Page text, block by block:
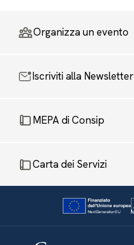
Organizza un evento
Iscriviti alla Newsletter
MEPA di Consip
Carta dei Servizi